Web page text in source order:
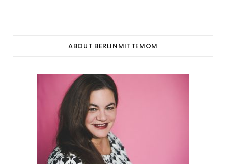
ABOUT BERLINMITTEMOM